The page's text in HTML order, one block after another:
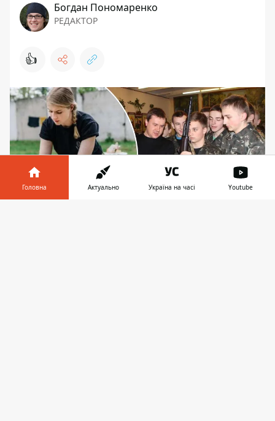
Богдан Пономаренко
РЕДАКТОР
👍
Головна Актуально Україна на часі Youtube